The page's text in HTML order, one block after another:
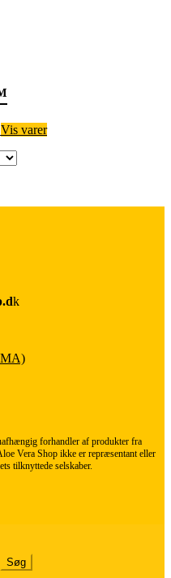
Prisinterval:
til
Vis varer
k
forhandler af produkter fra
Vera Shop ikke er repræsentant eller
tilknyttede selskaber.
Søg